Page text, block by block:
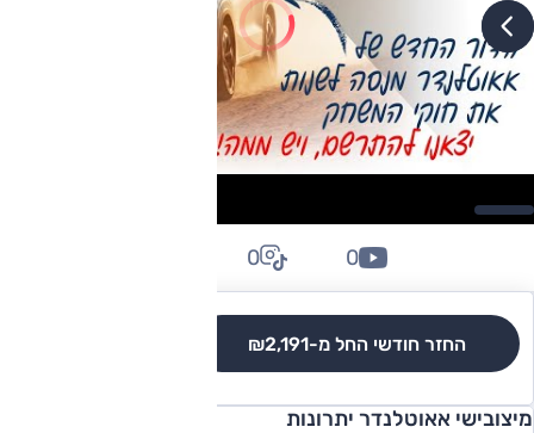
החזר חודשי החל מ-₪2,191
0
0
מיצובישי אאוטלנדר יתרונות